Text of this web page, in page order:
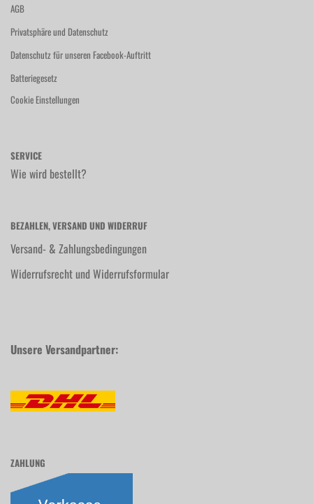
AGB
Privatsphäre und Datenschutz
Datenschutz für unseren Facebook-Auftritt
Batteriegesetz
Cookie Einstellungen
SERVICE
Wie wird bestellt?
BEZAHLEN, VERSAND UND WIDERRUF
Versand- & Zahlungsbedingungen
Widerrufsrecht und Widerrufsformular
Unsere Versandpartner:
ZAHLUNG